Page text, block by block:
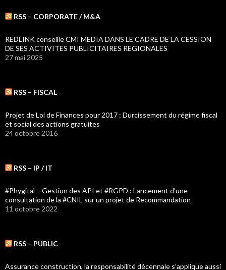
RSS – CORPORATE / M&A
REDLINK conseille CMI MEDIA DANS LE CADRE DE LA CESSION
DE SES ACTIVITES PUBLICITAIRES REGIONALES
27 mai 2025
RSS – FISCAL
Projet de Loi de Finances pour 2017 : Durcissement du régime fiscal
et social des actions gratuites
24 octobre 2016
RSS – IP / IT
#Phygital – Gestion des API et #RGPD : Lancement d’une
consultation de la #CNIL sur un projet de Recommandation
11 octobre 2022
RSS – PUBLIC
Assurance construction, la responsabilité décennale s’applique aussi